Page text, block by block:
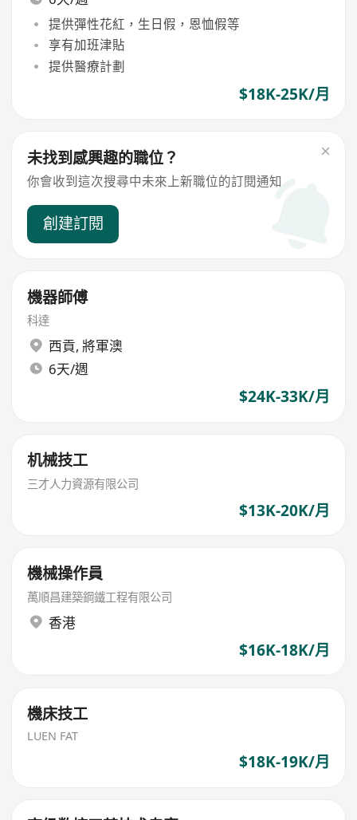
提供彈性花紅，生日假，恩恤假等
享有加班津貼
提供醫療計劃
$18K-25K/月
未找到感興趣的職位？
你會收到這次搜尋中未來上新職位的訂閱通知
創建訂閱
機器師傅
科達
西貢, 將軍澳
6天/週
$24K-33K/月
机械技工
三才人力資源有限公司
$13K-20K/月
機械操作員
萬順昌建築鋼鐵工程有限公司
香港
$16K-18K/月
機床技工
LUEN FAT
$18K-19K/月